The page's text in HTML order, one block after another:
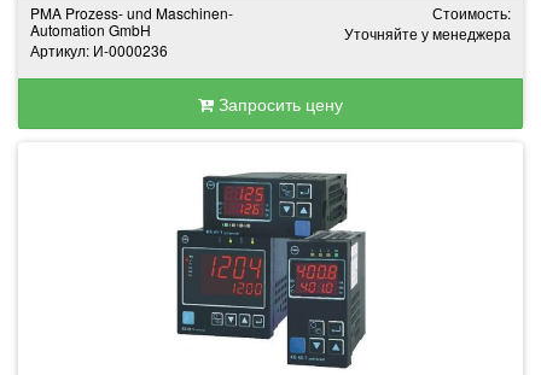
PMA Prozess- und Maschinen-
Automation GmbH
Артикул: И-0000236
Стоимость:
Уточняйте у менеджера
Запросить цену